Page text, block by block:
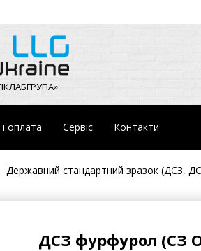
оплата Сервіс Контакти
Державний стандартний зразок (ДСЗ,
ДСЗ фурфурол (СЗ